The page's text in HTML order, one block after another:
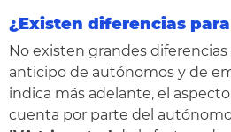
¿Existen diferencias
No existen grandes
anticipo de autónomos y de
indica más adelante, el
cuenta por parte del